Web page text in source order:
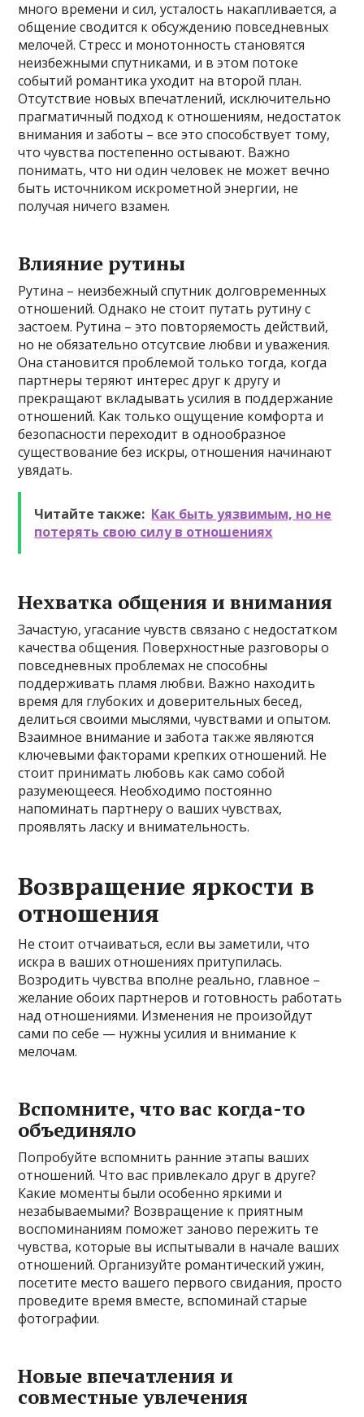
много времени и сил, усталость накапливается, а
общение сводится к обсуждению повседневных
мелочей. Стресс и монотонность становятся
неизбежными спутниками, и в этом потоке
событий романтика уходит на второй план.
Отсутствие новых впечатлений, исключительно
прагматичный подход к отношениям, недостаток
внимания и заботы – все это способствует тому,
что чувства постепенно остывают. Важно
понимать, что ни один человек не может вечно
быть источником искрометной энергии, не
получая ничего взамен.
Влияние рутины
Рутина – неизбежный спутник долговременных
отношений. Однако не стоит путать рутину с
застоем. Рутина – это повторяемость действий,
но не обязательно отсутсвие любви и уважения.
Она становится проблемой только тогда, когда
партнеры теряют интерес друг к другу и
прекращают вкладывать усилия в поддержание
отношений. Как только ощущение комфорта и
безопасности переходит в однообразное
существование без искры, отношения начинают
увядать.
Читайте также: Как быть уязвимым, но не
потерять свою силу в отношениях
Нехватка общения и внимания
Зачастую, угасание чувств связано с недостатком
качества общения. Поверхностные разговоры о
повседневных проблемах не способны
поддерживать пламя любви. Важно находить
время для глубоких и доверительных бесед,
делиться своими мыслями, чувствами и опытом.
Взаимное внимание и забота также являются
ключевыми факторами крепких отношений. Не
стоит принимать любовь как само собой
разумеющееся. Необходимо постоянно
напоминать партнеру о ваших чувствах,
проявлять ласку и внимательность.
Возвращение яркости в
отношения
Не стоит отчаиваться, если вы заметили, что
искра в ваших отношениях притупилась.
Возродить чувства вполне реально, главное –
желание обоих партнеров и готовность работать
над отношениями. Изменения не произойдут
сами по себе — нужны усилия и внимание к
мелочам.
Вспомните, что вас когда-то
объединяло
Попробуйте вспомнить ранние этапы ваших
отношений. Что вас привлекало друг в друге?
Какие моменты были особенно яркими и
незабываемыми? Возвращение к приятным
воспоминаниям поможет заново пережить те
чувства, которые вы испытывали в начале ваших
отношений. Организуйте романтический ужин,
посетите место вашего первого свидания, просто
проведите время вместе, вспоминай старые
фотографии.
Новые впечатления и
совместные увлечения